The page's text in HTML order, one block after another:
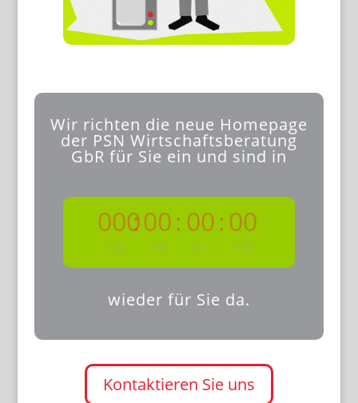
Wir richten die neue Homepage
der PSN Wirtschaftsberatung
GbR für Sie ein und sind in
000
Tag
:00
Std
: 00
Min
:00
Sek
wieder für Sie da.
Kontaktieren Sie uns